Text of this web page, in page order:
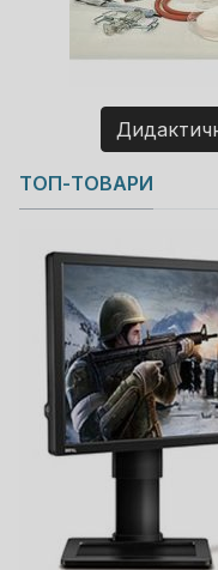
Copyright
JoomShopping
ТОП-ТОВАРИ